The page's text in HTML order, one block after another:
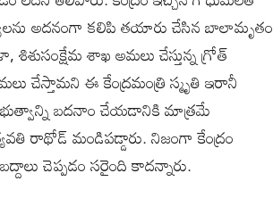
అదనంగా కలిపి తయారు చేసిన బాలామృతం
శాఖ అమలు చేస్తున్న గ్రోత్
చేస్తామని ఈ కేంద్రమంత్రి స్మృతి ఇరానీ
బదనాం చేయడానికి మాత్రమే
రాథోడ్ మండిపడ్డారు. నిజంగా కేంద్రం
చెప్పడం సరైంది కాదన్నారు.